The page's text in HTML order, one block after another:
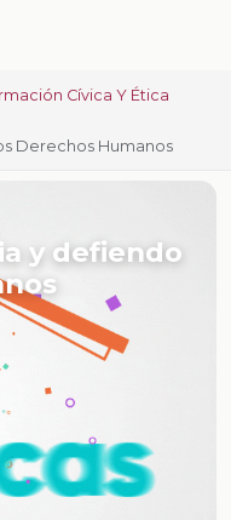
Cívica Y Ética
Derechos Humanos
y defiendo